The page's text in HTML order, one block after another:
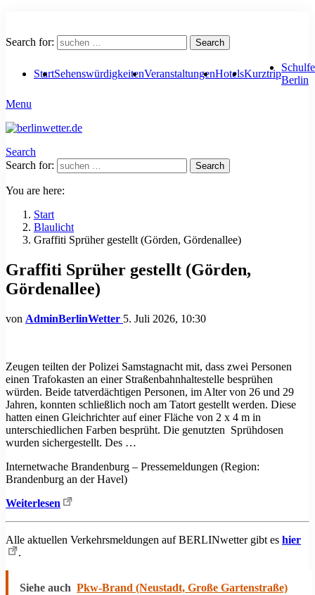
Search for: Search
StartSehenswürdigkeitenVeranstaltungenHotelsKurztrip
Berlin
Menu
Search
Search for:
Search
You are here:
Start
Blaulicht
Graffiti Sprüher gestellt (Görden, Gördenallee)
Graffiti Sprüher gestellt (Görden,
Gördenallee)
von AdminBerlinWetter 5. Juli 2026, 10:30
Zeugen teilten der Polizei Samstagnacht mit, dass zwei Personen
einen Trafokasten an einer Straßenbahnhaltestelle besprühen
würden. Beide tatverdächtigen Personen, im Alter von 26 und 29
Jahren, konnten schließlich noch am Tatort gestellt werden. Diese
hatten einen Gleichrichter auf einer Fläche von 2 x 4 m in
unterschiedlichen Farben besprüht. Die genutzten Sprühdosen
wurden sichergestellt. Des …
Internetwache Brandenburg – Pressemeldungen (Region:
Brandenburg an der Havel)
Weiterlesen
Alle aktuellen Verkehrsmeldungen auf BERLINwetter gibt es hier
.
Siehe auch Pkw-Brand (Neustadt, Große Gartenstraße)